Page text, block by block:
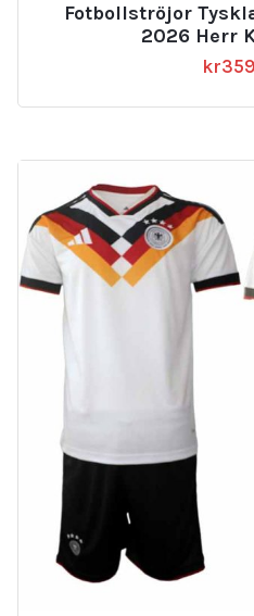
Fotbollströjor
2026 Herr
kr